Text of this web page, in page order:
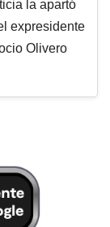
la apartó
expresidente
Olivero